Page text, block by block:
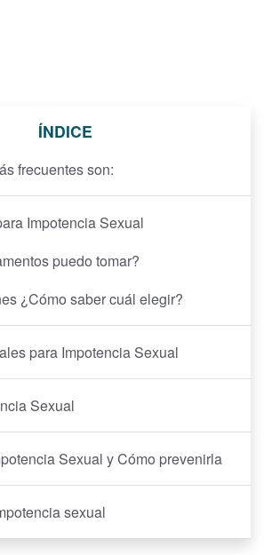
ÍNDICE
frecuentes son:
Impotencia Sexual
puedo tomar?
¿Cómo saber cuál elegir?
para Impotencia Sexual
Sexual
Sexual y Cómo prevenirla
sexual